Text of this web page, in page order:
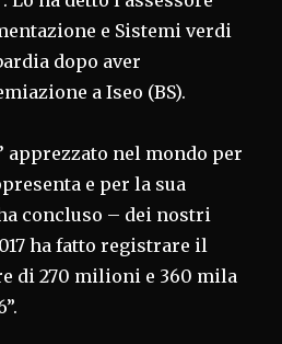
e Sistemi verdi
dopo aver
a Iseo (BS).
apprezzato nel mondo per
e per la sua
concluso – dei nostri
ha fatto registrare il
di 270 milioni e 360 mila